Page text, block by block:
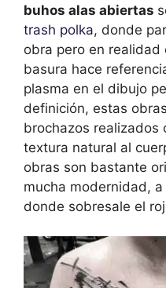
buhos alas abiertas
trash polka, donde
obra pero en realidad
basura hace
plasma en el dibujo
definición, estas
brochazos realizados
textura natural al
obras son bastante
mucha modernidad,
donde sobresale el